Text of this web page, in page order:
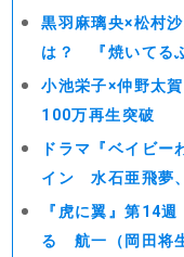
黒羽麻璃央×松村
は？ 『焼いてる
小池栄子×仲野太
100万再生突破
ドラマ『ベイビー
イン 水石亜飛夢
『虎に翼』第14
る 航一（岡田将